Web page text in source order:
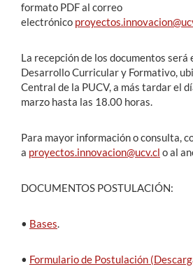
formato PDF al correo
electrónico
La recepción de los documentos será
Desarrollo Curricular y Formativo,
Central de la PUCV, a más tardar el
marzo hasta las 18.00 horas.
Para mayor información o consulta,
a proyectos.innovacion@ucv.cl o al
DOCUMENTOS POSTULACIÓN:
• Bases.
• Formulario de Postulación